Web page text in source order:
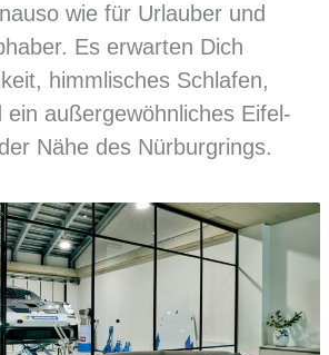
wie für Urlauber und
Es erwarten Dich
himmlisches Schlafen,
ein außergewöhnliches Eifel-
Nähe des Nürburgrings.